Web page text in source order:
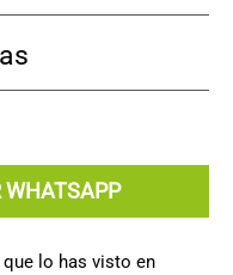
WHATSAPP
lo has visto en